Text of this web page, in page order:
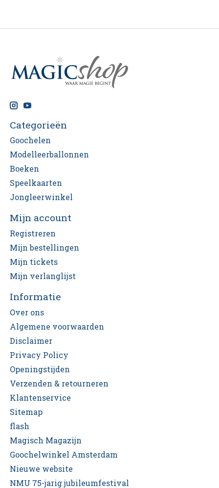
Categorieën
Goochelen
Modelleerballonnen
Boeken
Speelkaarten
Jongleerwinkel
Mijn account
Registreren
Mijn bestellingen
Mijn tickets
Mijn verlanglijst
Informatie
Over ons
Algemene voorwaarden
Disclaimer
Privacy Policy
Openingstijden
Verzenden & retourneren
Klantenservice
Sitemap
flash
Magisch Magazijn
Goochelwinkel Amsterdam
Nieuwe website
NMU 75-jarig jubileumfestival